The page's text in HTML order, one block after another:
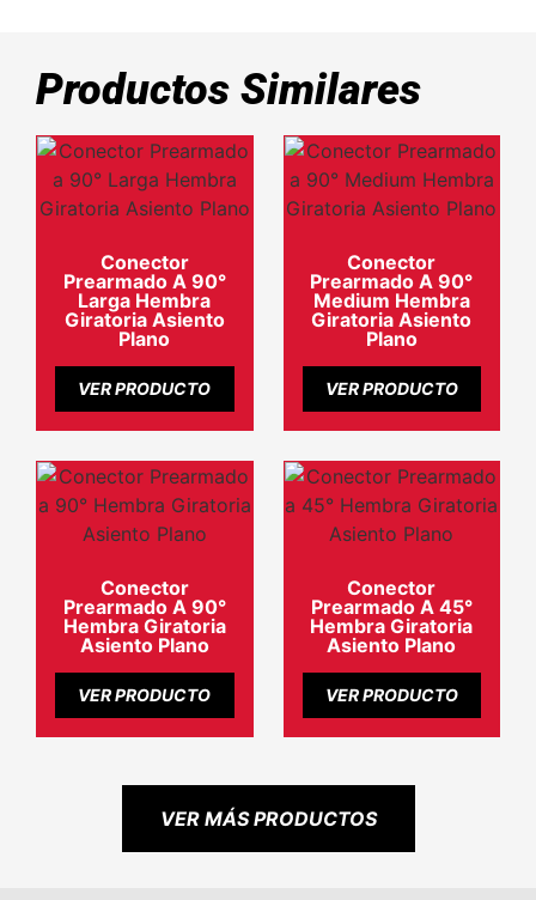
Productos Similares
Conector
Prearmado A 90°
Larga Hembra
Giratoria Asiento
Plano
VER PRODUCTO
Conector
Prearmado A 90°
Medium Hembra
Giratoria Asiento
Plano
VER PRODUCTO
Conector
Prearmado A 90°
Hembra Giratoria
Asiento Plano
VER PRODUCTO
Conector
Prearmado A 45°
Hembra Giratoria
Asiento Plano
VER PRODUCTO
VER MÁS PRODUCTOS